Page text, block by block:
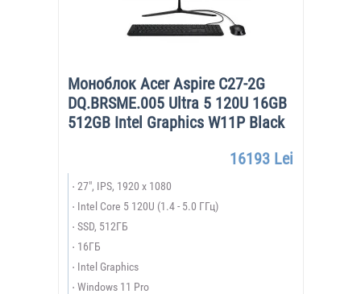
Моноблок Acer Aspire C27-2G
DQ.BRSME.005 Ultra 5 120U 16GB
512GB Intel Graphics W11P Black
16193 Lei
27", IPS, 1920 x 1080
Intel Core 5 120U (1.4 - 5.0 ГГц)
SSD, 512ГБ
16ГБ
Intel Graphics
Windows 11 Pro